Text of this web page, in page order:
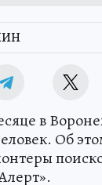
в
Об